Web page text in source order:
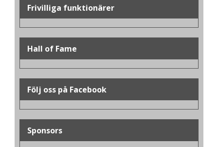
Frivilliga funktionärer
Hall of Fame
Följ oss på Facebook
Sponsors